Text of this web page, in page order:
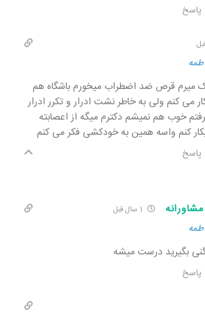
پاسخ
میرم قرص ضد اضطراب میخورم باشگاه هم
می کنم ولی به خاطر نشت ادرار و تکرر ادرار
خوب هم نمیشم دکترم میگه از اعصابته
کنم واسه همین به خودکشی فکر می کنم
پاسخ
بگیرید درست میشه
پاسخ